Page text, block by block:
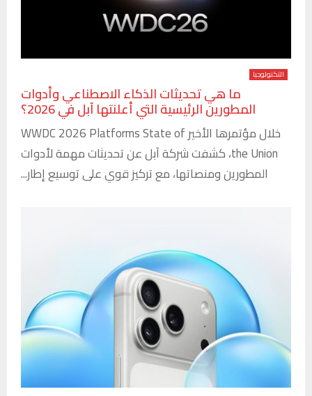
التكنولوجيا
ما هي تحديثات الذكاء الاصطناعي وأدوات
المطورين الرئيسية التي أعلنتها آبل في 2026؟
خلال مؤتمرها الأخير WWDC 2026 Platforms State of
the Union، كشفت شركة آبل عن تحديثات مهمة لأدوات
المطورين ومنصاتها، مع تركيز قوي على توسيع إطار...